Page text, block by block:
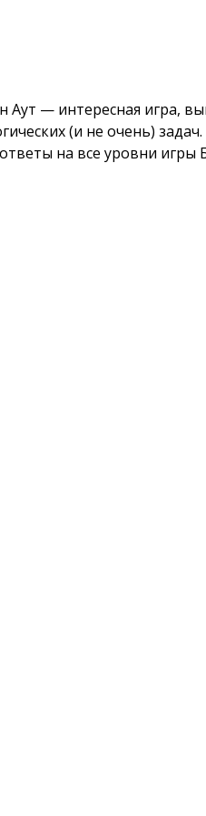
Аут — интересная игра,
(и не очень)
на все уровни игры